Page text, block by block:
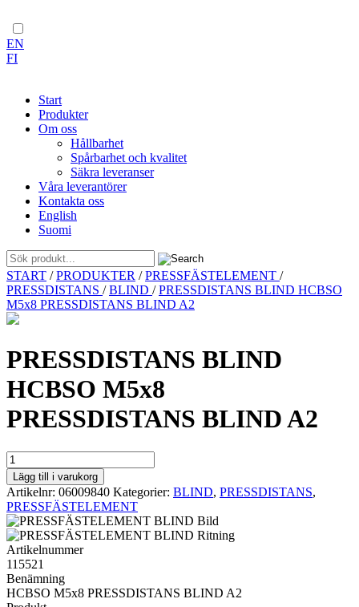
EN
FI
Start
Produkter
Om oss
Hållbarhet
Spårbarhet och kvalitet
Säkra leveranser
Våra leverantörer
Kontakta oss
English
Suomi
Skip
to
content
START /PRODUKTER /PRESSFÄSTELEMENT /
PRESSDISTANS /BLIND /PRESSDISTANS BLIND HCBSO
M5x8 PRESSDISTANS BLIND A2
PRESSDISTANS BLIND
HCBSO M5x8
PRESSDISTANS BLIND A2
PRESSDISTANS
BLIND
HCBSO
M5x8
PRESSDISTANS
BLIND
A2
mängd
Lägg till i varukorg
Artikelnr: 06009840 Kategorier: BLIND, PRESSDISTANS,
PRESSFÄSTELEMENT
Artikelnummer
115521
Benämning
HCBSO M5x8 PRESSDISTANS BLIND A2